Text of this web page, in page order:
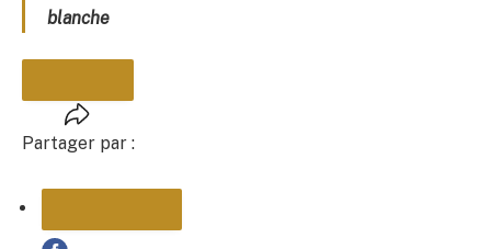
blanche
Partager par :